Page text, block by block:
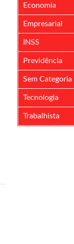
Economia
Empresarial
INSS
Previdência
Sem Categoria
Tecnologia
Trabalhista